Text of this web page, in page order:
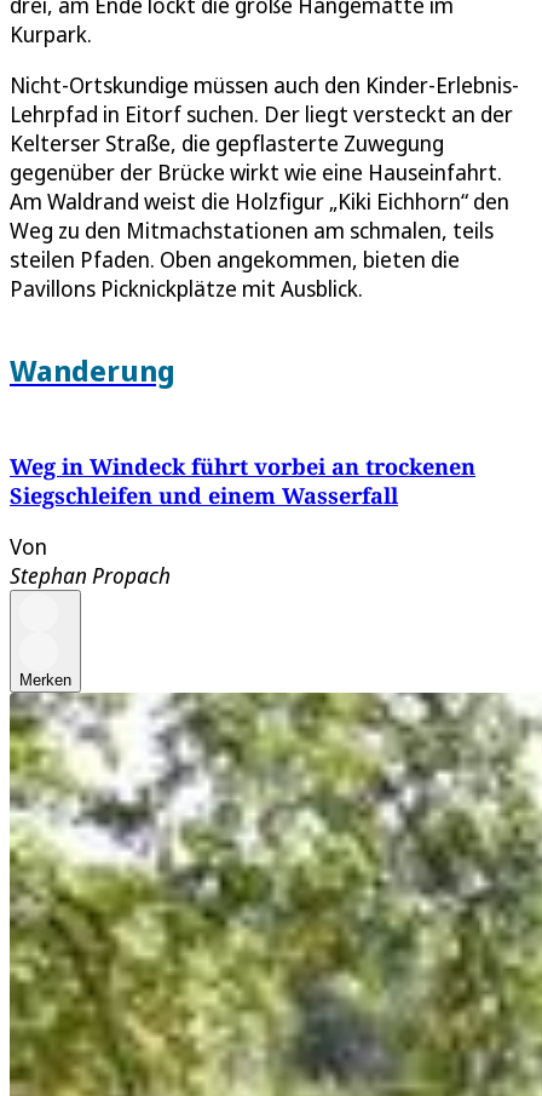
Kurpark.
Nicht-Ortskundige müssen auch den Kinder-Erlebnis-
Lehrpfad in Eitorf suchen. Der liegt versteckt an der
Kelterser Straße, die gepflasterte Zuwegung
gegenüber der Brücke wirkt wie eine Hauseinfahrt.
Am Waldrand weist die Holzfigur „Kiki Eichhorn“ den
Weg zu den Mitmachstationen am schmalen, teils
steilen Pfaden. Oben angekommen, bieten die
Pavillons Picknickplätze mit Ausblick.
Wanderung
Weg in Windeck führt vorbei an trockenen
Siegschleifen und einem Wasserfall
Von
Stephan Propach
Merken